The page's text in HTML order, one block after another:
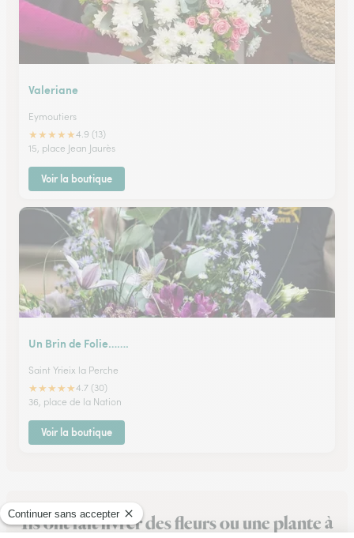
Valeriane
Eymoutiers
★★★★★4.9 (13)
15, place Jean Jaurès
Voir la boutique
Un Brin de Folie…….
Saint Yrieix la Perche
★★★★★4.7 (30)
36, place de la Nation
Voir la boutique
Ils ont fait livrer des fleurs ou une plante à